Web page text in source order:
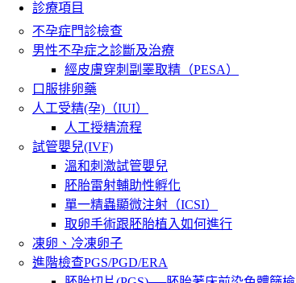
診療項目
不孕症門診檢查
男性不孕症之診斷及治療
經皮膚穿刺副睪取精（PESA）
口服排卵藥
人工受精(孕)（IUI）
人工授精流程
試管嬰兒(IVF)
溫和刺激試管嬰兒
胚胎雷射輔助性孵化
單一精蟲顯微注射（ICSI）
取卵手術跟胚胎植入如何進行
凍卵、冷凍卵子
進階檢查PGS/PGD/ERA